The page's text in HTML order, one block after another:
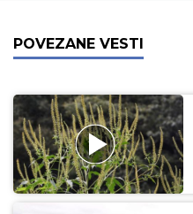
POVEZANE VESTI